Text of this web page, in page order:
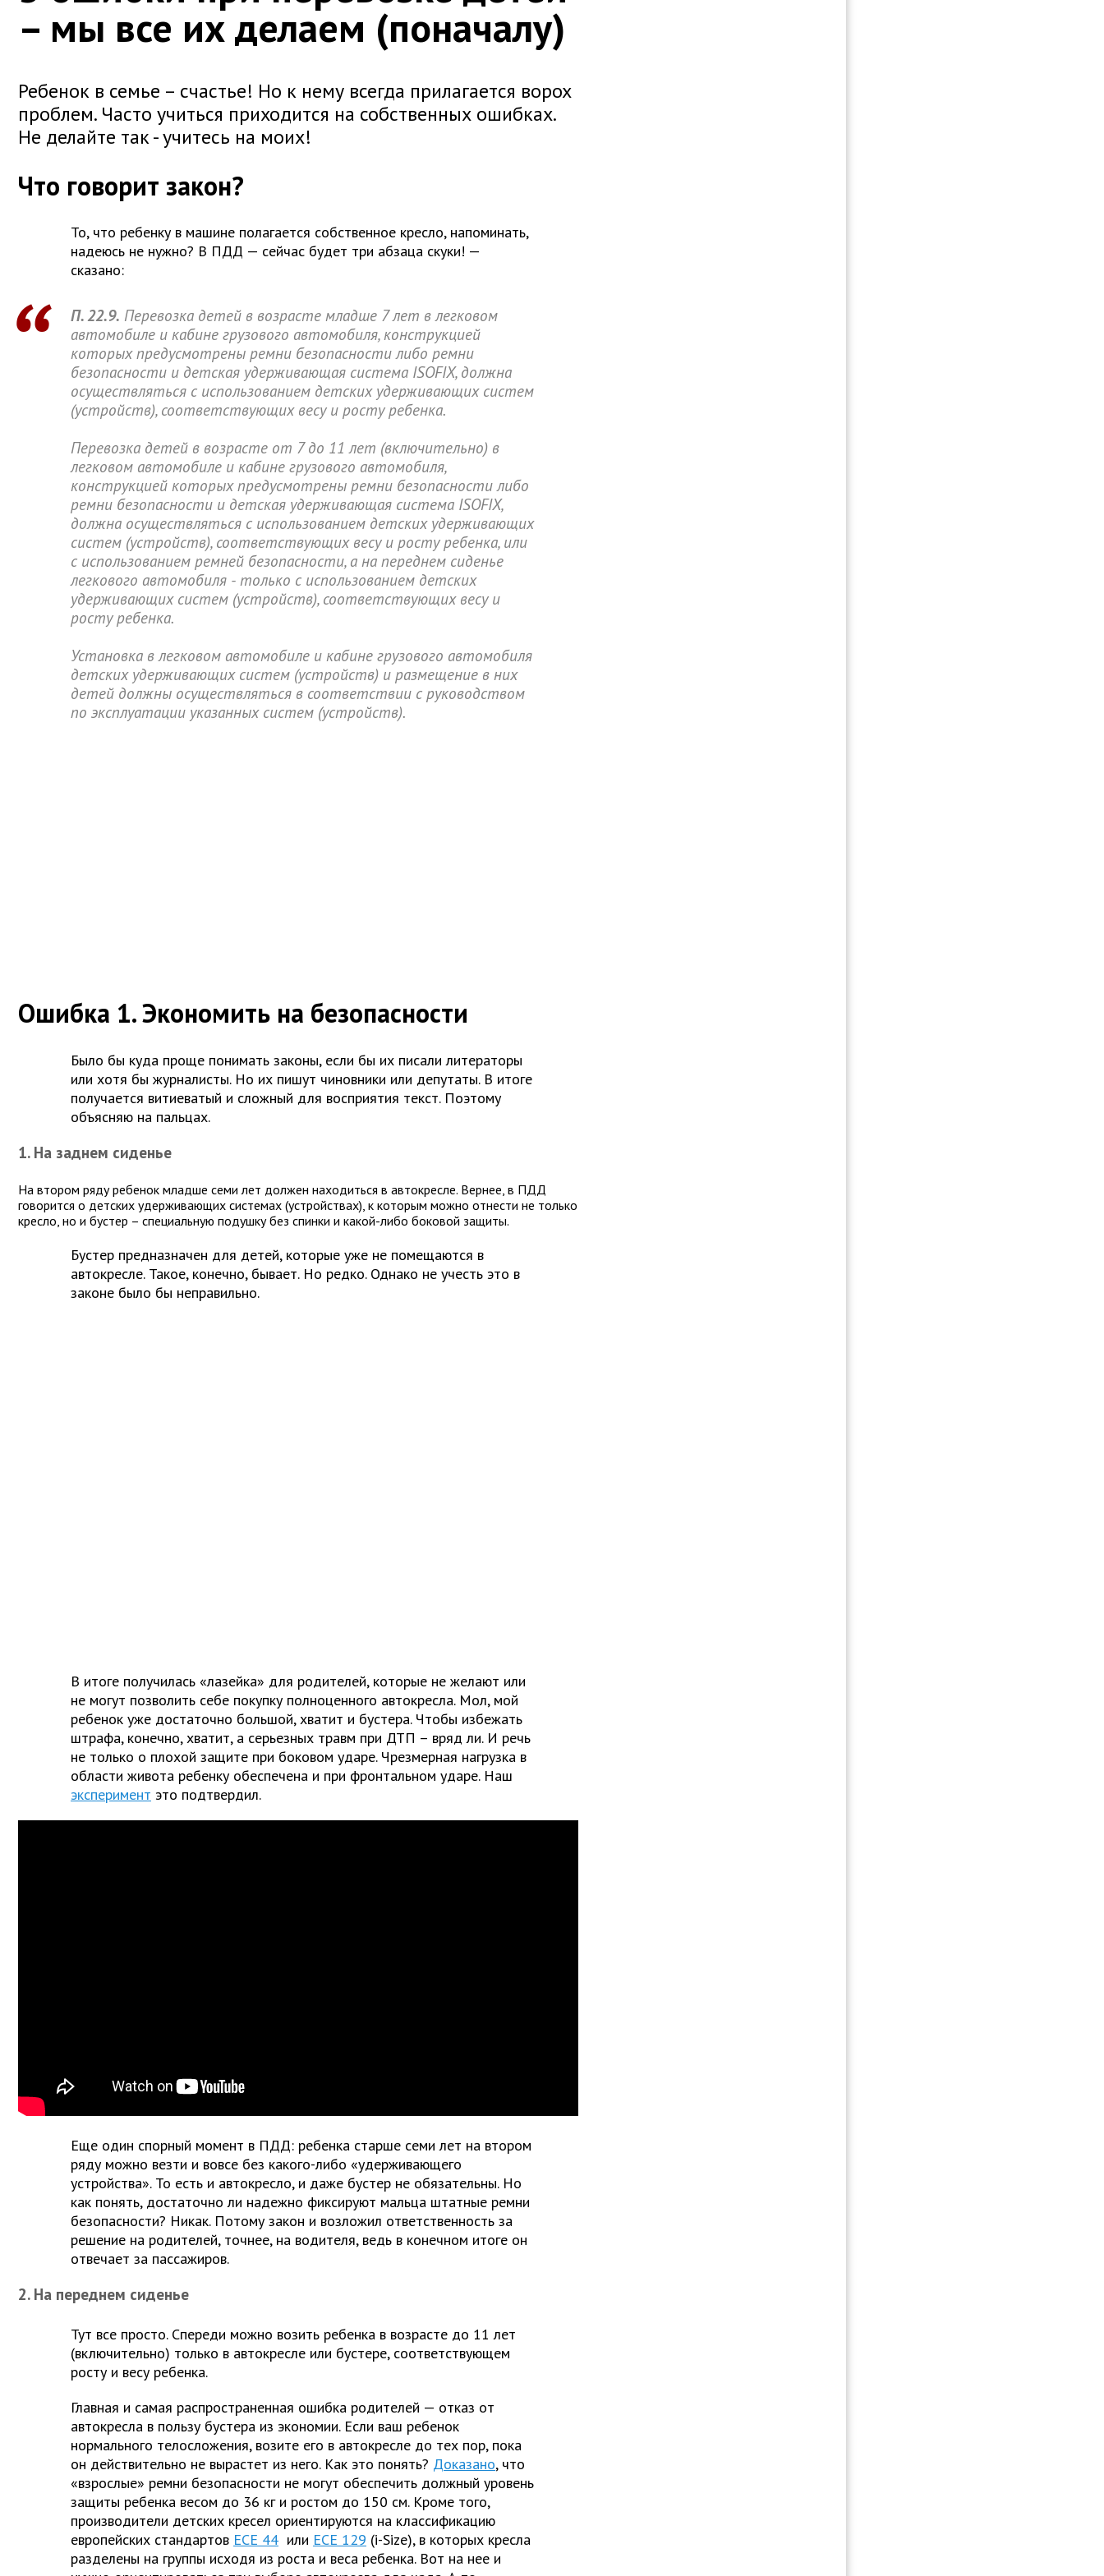
– мы все их делаем (поначалу)
Ребенок в семье – счастье! Но к нему всегда прилагается ворох
проблем. Часто учиться приходится на собственных ошибках.
Не делайте так - учитесь на моих!
Что говорит закон?
То, что ребенку в машине полагается собственное кресло, напоминать,
надеюсь не нужно? В ПДД — сейчас будет три абзаца скуки! —
сказано:
П. 22.9. Перевозка детей в возрасте младше 7 лет в легковом
автомобиле и кабине грузового автомобиля, конструкцией
которых предусмотрены ремни безопасности либо ремни
безопасности и детская удерживающая система ISOFIX, должна
осуществляться с использованием детских удерживающих систем
(устройств), соответствующих весу и росту ребенка.
Перевозка детей в возрасте от 7 до 11 лет (включительно) в
легковом автомобиле и кабине грузового автомобиля,
конструкцией которых предусмотрены ремни безопасности либо
ремни безопасности и детская удерживающая система ISOFIX,
должна осуществляться с использованием детских удерживающих
систем (устройств), соответствующих весу и росту ребенка, или
с использованием ремней безопасности, а на переднем сиденье
легкового автомобиля - только с использованием детских
удерживающих систем (устройств), соответствующих весу и
росту ребенка.
Установка в легковом автомобиле и кабине грузового автомобиля
детских удерживающих систем (устройств) и размещение в них
детей должны осуществляться в соответствии с руководством
по эксплуатации указанных систем (устройств).
Ошибка 1. Экономить на безопасности
Было бы куда проще понимать законы, если бы их писали литераторы
или хотя бы журналисты. Но их пишут чиновники или депутаты. В итоге
получается витиеватый и сложный для восприятия текст. Поэтому
объясняю на пальцах.
1. На заднем сиденье
На втором ряду ребенок младше семи лет должен находиться в автокресле. Вернее, в ПДД
говорится о детских удерживающих системах (устройствах), к которым можно отнести не только
кресло, но и бустер – специальную подушку без спинки и какой-либо боковой защиты.
Бустер предназначен для детей, которые уже не помещаются в
автокресле. Такое, конечно, бывает. Но редко. Однако не учесть это в
законе было бы неправильно.
В итоге получилась «лазейка» для родителей, которые не желают или
не могут позволить себе покупку полноценного автокресла. Мол, мой
ребенок уже достаточно большой, хватит и бустера. Чтобы избежать
штрафа, конечно, хватит, а серьезных травм при ДТП – вряд ли. И речь
не только о плохой защите при боковом ударе. Чрезмерная нагрузка в
области живота ребенку обеспечена и при фронтальном ударе. Наш
эксперимент это подтвердил.
Еще один спорный момент в ПДД: ребенка старше семи лет на втором
ряду можно везти и вовсе без какого-либо «удерживающего
устройства». То есть и автокресло, и даже бустер не обязательны. Но
как понять, достаточно ли надежно фиксируют мальца штатные ремни
безопасности? Никак. Потому закон и возложил ответственность за
решение на родителей, точнее, на водителя, ведь в конечном итоге он
отвечает за пассажиров.
2. На переднем сиденье
Тут все просто. Спереди можно возить ребенка в возрасте до 11 лет
(включительно) только в автокресле или бустере, соответствующем
росту и весу ребенка.
Главная и самая распространенная ошибка родителей — отказ от
автокресла в пользу бустера из экономии. Если ваш ребенок
нормального телосложения, возите его в автокресле до тех пор, пока
он действительно не вырастет из него. Как это понять? Доказано, что
«взрослые» ремни безопасности не могут обеспечить должный уровень
защиты ребенка весом до 36 кг и ростом до 150 см. Кроме того,
производители детских кресел ориентируются на классификацию
европейских стандартов ECE 44 или ECE 129 (i-Size), в которых кресла
разделены на группы исходя из роста и веса ребенка. Вот на нее и